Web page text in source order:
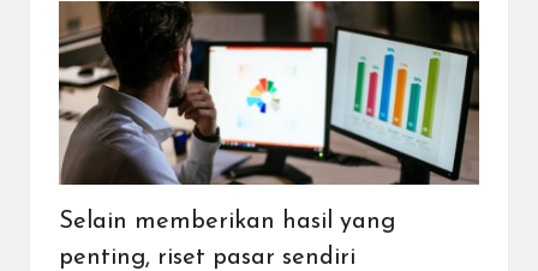
Selain memberikan hasil yang
penting, riset pasar sendiri